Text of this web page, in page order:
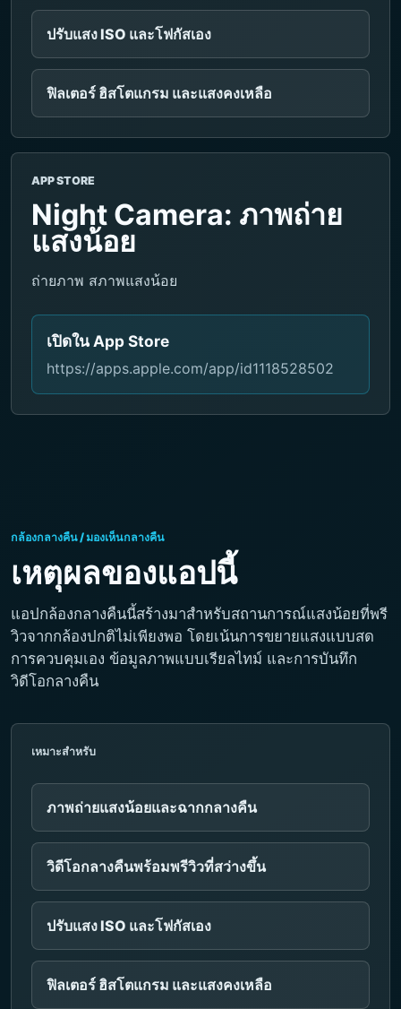
ปรับแสง ISO และโฟกัสเอง
ฟิลเตอร์ ฮิสโตแกรม และแสงคงเหลือ
APP STORE
Night Camera: ภาพถ่าย
แสงน้อย
ถ่ายภาพ สภาพแสงน้อย
เปิดใน App Store
https://apps.apple.com/app/id1118528502
กล้องกลางคืน / มองเห็นกลางคืน
เหตุผลของแอปนี้
แอปกล้องกลางคืนนี้สร้างมาสำหรับสถานการณ์แสงน้อยที่พรี
วิวจากกล้องปกติไม่เพียงพอ โดยเน้นการขยายแสงแบบสด
การควบคุมเอง ข้อมูลภาพแบบเรียลไทม์ และการบันทึก
วิดีโอกลางคืน
เหมาะสำหรับ
ภาพถ่ายแสงน้อยและฉากกลางคืน
วิดีโอกลางคืนพร้อมพรีวิวที่สว่างขึ้น
ปรับแสง ISO และโฟกัสเอง
ฟิลเตอร์ ฮิสโตแกรม และแสงคงเหลือ